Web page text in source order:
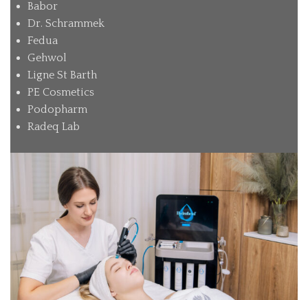
Babor
Dr. Schrammek
Fedua
Gehwol
Ligne St Barth
PE Cosmetics
Podopharm
Radeq Lab